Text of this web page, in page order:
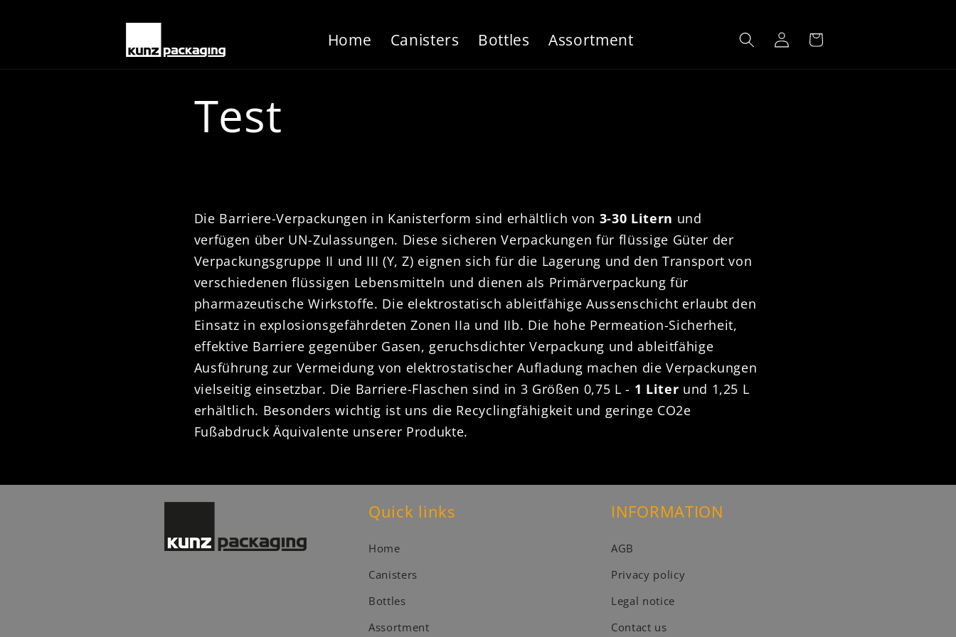
Home Canisters Bottles Assortment
Log
in
Cart
Test
Die Barriere-Verpackungen in Kanisterform sind erhältlich von 3-30 Litern und
verfügen über UN-Zulassungen. Diese sicheren Verpackungen für flüssige Güter der
Verpackungsgruppe II und III (Y, Z) eignen sich für die Lagerung und den Transport von
verschiedenen flüssigen Lebensmitteln und dienen als Primärverpackung für
pharmazeutische Wirkstoffe. Die elektrostatisch ableitfähige Aussenschicht erlaubt den
Einsatz in explosionsgefährdeten Zonen IIa und IIb. Die hohe Permeation-Sicherheit,
effektive Barriere gegenüber Gasen, geruchsdichter Verpackung und ableitfähige
Ausführung zur Vermeidung von elektrostatischer Aufladung machen die Verpackungen
vielseitig einsetzbar. Die Barriere-Flaschen sind in 3 Größen 0,75 L - 1 Liter und 1,25 L
erhältlich. Besonders wichtig ist uns die Recyclingfähigkeit und geringe CO2e
Fußabdruck Äquivalente unserer Produkte.
Quick links
Home
Canisters
Bottles
Assortment
INFORMATION
AGB
Privacy policy
Legal notice
Contact us